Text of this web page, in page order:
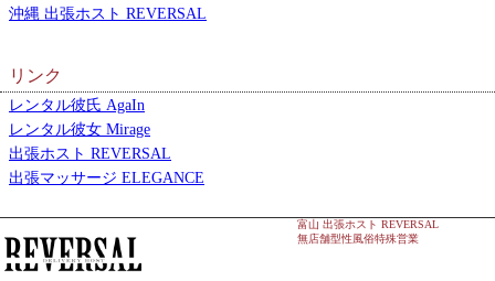
沖縄 出張ホスト REVERSAL
リンク
レンタル彼氏 AgaIn
レンタル彼女 Mirage
出張ホスト REVERSAL
出張マッサージ ELEGANCE
富山 出張ホスト REVERSAL
無店舗型性風俗特殊営業